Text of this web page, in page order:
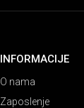
INFORMACIJE
O nama
Zaposlenje